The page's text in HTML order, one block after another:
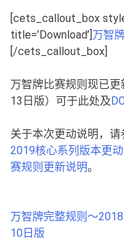
[cets_callout_box
title=’Download’] 万智
[/cets_callout_box]
万智牌比赛规则现已
13日版）可于此处及
关于本次更动说明，请
2019核心系列版本更
赛规则更新说明。
Post
navigation
万智牌完整规则～2018
10日版